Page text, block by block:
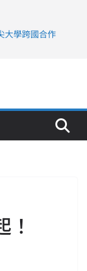
大學跨國合作
豐
護理尖兵
5名 辦學實力再